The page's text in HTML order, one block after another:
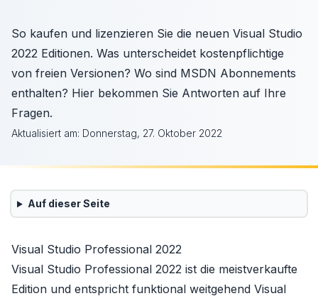
So kaufen und lizenzieren Sie die neuen Visual Studio
2022 Editionen. Was unterscheidet kostenpflichtige
von freien Versionen? Wo sind MSDN Abonnements
enthalten? Hier bekommen Sie Antworten auf Ihre
Fragen.
Aktualisiert am: Donnerstag, 27. Oktober 2022
Auf dieser Seite
Visual Studio Professional 2022
Visual Studio Professional 2022 ist die meistverkaufte
Edition und entspricht funktional weitgehend Visual